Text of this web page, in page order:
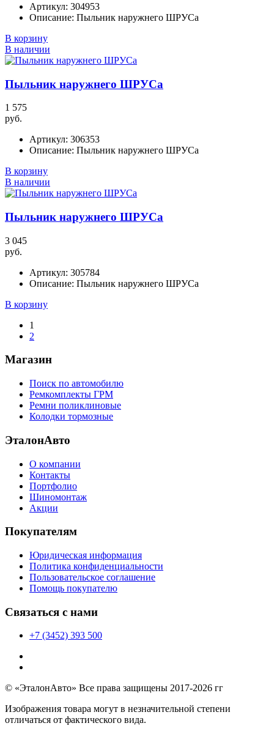
Артикул: 304953
Описание: Пыльник наружнего ШРУСа
В корзину
В наличии
Пыльник наружнего ШРУСа
1 575
руб.
Артикул: 306353
Описание: Пыльник наружнего ШРУСа
В корзину
В наличии
Пыльник наружнего ШРУСа
3 045
руб.
Артикул: 305784
Описание: Пыльник наружнего ШРУСа
В корзину
1
2
Магазин
Поиск по автомобилю
Ремкомплекты ГРМ
Ремни поликлиновые
Колодки тормозные
ЭталонАвто
О компании
Контакты
Портфолио
Шиномонтаж
Акции
Покупателям
Юридическая информация
Политика конфиденциальности
Пользовательское соглашение
Помощь покупателю
Связаться с нами
+7 (3452) 393 500
© «ЭталонАвто» Все права защищены 2017-2026 гг
Изображения товара могут в незначительной степени
отличаться от фактического вида.